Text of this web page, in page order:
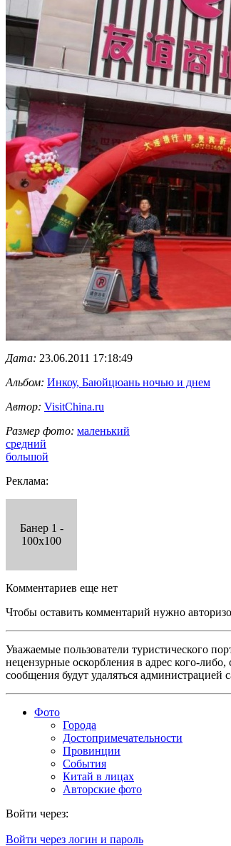
Дата: 23.06.2011 17:18:49
Альбом: Инкоу, Баюйцюань ночью и днем
Автор: VisitChina.ru
Размер фото: маленький
средний
большой
Реклама:
Банер 1 -
100x100
Комментариев еще нет
Чтобы оставить комментарий нужно
Уважаемые пользователи туристического
нецензурные оскорбления в адрес кого-
сообщения будут удаляться
Фото
Города
Достопримечательности
Провинции
События
Китай в лицах
Авторские фото
Войти через:
Войти через логин и пароль